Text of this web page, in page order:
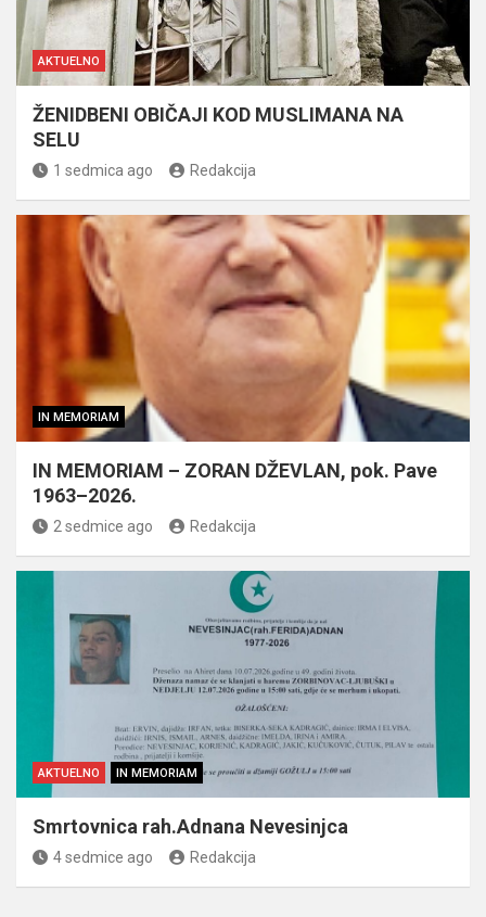
AKTUELNO
ŽENIDBENI OBIČAJI KOD MUSLIMANA NA
SELU
1 sedmica ago Redakcija
IN MEMORIAM
IN MEMORIAM – ZORAN DŽEVLAN, pok. Pave
1963–2026.
2 sedmice ago Redakcija
AKTUELNO IN MEMORIAM
Smrtovnica rah.Adnana Nevesinjca
4 sedmice ago Redakcija